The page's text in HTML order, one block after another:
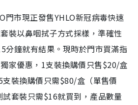
門市現正發售YHLO新冠病毒快速
裝以鼻咽拭子方式採樣，準確性
分鐘就有結果。現時於門市買滿指
家優惠，1支裝換購價只售$20/盒
支裝換購價只需$80/盒（單售價
套裝只需$16就買到，產品數量